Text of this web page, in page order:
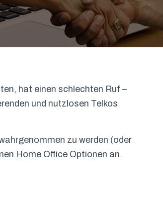
hat einen schlechten Ruf –
und nutzlosen Telkos
zu werden (oder
Home Office Optionen an.